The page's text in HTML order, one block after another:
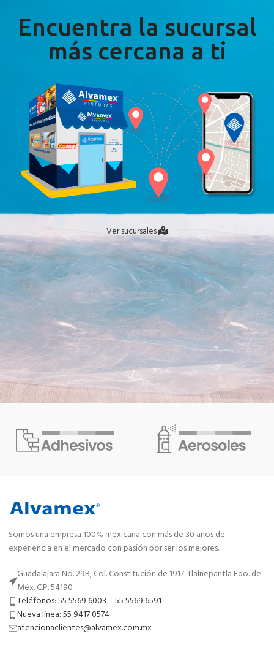
Encuentra la sucursal
más cercana a ti
Ver sucursales
Somos una empresa 100% mexicana con más de 30 años de
experiencia en el mercado con pasión por ser los mejores.
Guadalajara No. 29B, Col. Constitución de 1917. Tlalnepantla Edo. de
Méx. C.P. 54190
Teléfonos: 55 5569 6003 – 55 5569 6591
Nueva línea: 55 9417 0574
atencionaclientes@alvamex.com.mx